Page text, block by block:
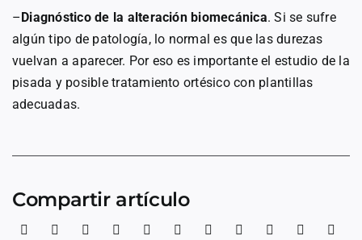
– Diagnóstico de la alteración biomecánica. Si se sufre
algún tipo de patología, lo normal es que las durezas
vuelvan a aparecer. Por eso es importante el estudio de la
pisada y posible tratamiento ortésico con plantillas
adecuadas.
Compartir artículo